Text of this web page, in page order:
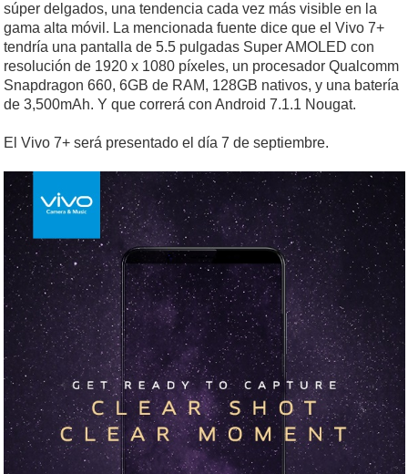
súper delgados, una tendencia cada vez más visible en la
gama alta móvil. La mencionada fuente dice que el Vivo 7+
tendría una pantalla de 5.5 pulgadas Super AMOLED con
resolución de 1920 x 1080 píxeles, un procesador Qualcomm
Snapdragon 660, 6GB de RAM, 128GB nativos, y una batería
de 3,500mAh. Y que correrá con Android 7.1.1 Nougat.
El Vivo 7+ será presentado el día 7 de septiembre.